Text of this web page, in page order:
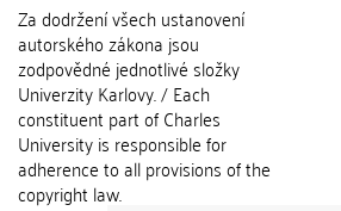
Za dodržení všech ustanovení
autorského zákona jsou
zodpovědné jednotlivé složky
Univerzity Karlovy. / Each
constituent part of Charles
University is responsible for
adherence to all provisions of the
copyright law.